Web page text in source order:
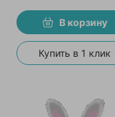
В корзину
Купить в 1 клик